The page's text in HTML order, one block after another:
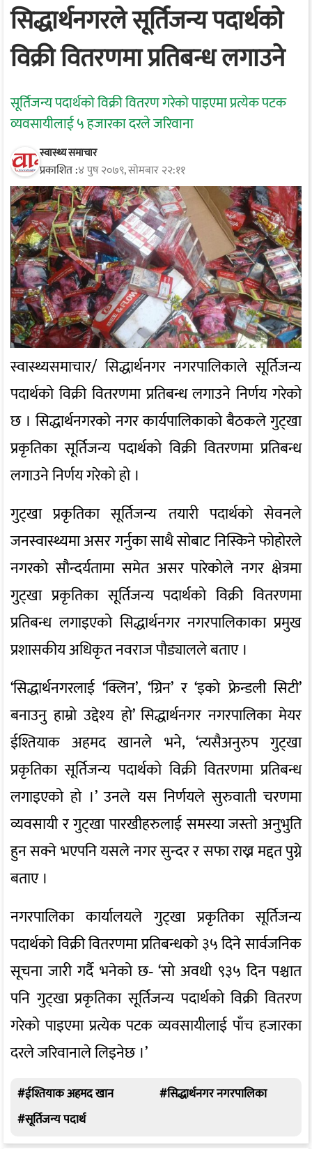
सिद्धार्थनगरले सूर्तिजन्य पदार्थको
विक्री वितरणमा प्रतिबन्ध लगाउने
सूर्तिजन्य पदार्थको विक्री वितरण गरेको पाइएमा प्रत्येक पटक
व्यवसायीलाई ५ हजारका दरले जरिवाना
स्वास्थ्य समाचार
प्रकाशित :४ पुष २०७९, सोमबार २२:११
स्वास्थ्यसमाचार/ सिद्धार्थनगर नगरपालिकाले सूर्तिजन्य
पदार्थको विक्री वितरणमा प्रतिबन्ध लगाउने निर्णय गरेको
छ । सिद्धार्थनगरको नगर कार्यपालिकाको बैठकले गुट्खा
प्रकृतिका सूर्तिजन्य पदार्थको विक्री वितरणमा प्रतिबन्ध
लगाउने निर्णय गरेको हो ।
गुट्खा प्रकृतिका सूर्तिजन्य तयारी पदार्थको सेवनले
जनस्वास्थ्यमा असर गर्नुका साथै सोबाट निस्किने फोहोरले
नगरको सौन्दर्यतामा समेत असर पारेकोले नगर क्षेत्रमा
गुट्खा प्रकृतिका सूर्तिजन्य पदार्थको विक्री वितरणमा
प्रतिबन्ध लगाइएको सिद्धार्थनगर नगरपालिकाका प्रमुख
प्रशासकीय अधिकृत नवराज पौड्यालले बताए ।
‘सिद्धार्थनगरलाई ‘क्लिन’, ‘ग्रिन’ र ‘इको फ्रेन्डली सिटी’
बनाउनु हाम्रो उद्देश्य हो’ सिद्धार्थनगर नगरपालिका मेयर
ईश्तियाक अहमद खानले भने, ‘त्यसैअनुरुप गुट्खा
प्रकृतिका सूर्तिजन्य पदार्थको विक्री वितरणमा प्रतिबन्ध
लगाइएको हो ।’ उनले यस निर्णयले सुरुवाती चरणमा
व्यवसायी र गुट्खा पारखीहरुलाई समस्या जस्तो अनुभुति
हुन सक्ने भएपनि यसले नगर सुन्दर र सफा राख्न मद्दत पुग्ने
बताए ।
नगरपालिका कार्यालयले गुट्खा प्रकृतिका सूर्तिजन्य
पदार्थको विक्री वितरणमा प्रतिबन्धको ३५ दिने सार्वजनिक
सूचना जारी गर्दै भनेको छ‐ ‘सो अवधी ९३५ दिन पश्चात
पनि गुट्खा प्रकृतिका सूर्तिजन्य पदार्थको विक्री वितरण
गरेको पाइएमा प्रत्येक पटक व्यवसायीलाई पाँच हजारका
दरले जरिवानाले लिइनेछ ।’
#ईश्तियाक अहमद खान
#सिद्धार्थनगर नगरपालिका
#सूर्तिजन्य पदार्थ